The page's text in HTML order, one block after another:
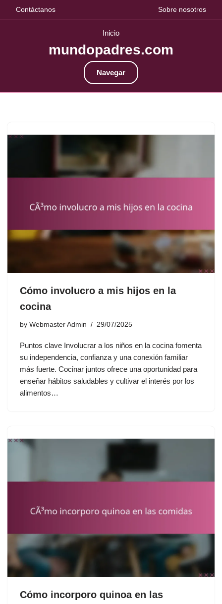
Contáctanos Sobre nosotros
Inicio
mundopadres.com
Navegar
Cómo involucro a mis hijos en la
cocina
by Webmaster Admin 29/07/2025
Puntos clave Involucrar a los niños en la cocina fomenta
su independencia, confianza y una conexión familiar
más fuerte. Cocinar juntos ofrece una oportunidad para
enseñar hábitos saludables y cultivar el interés por los
alimentos…
Cómo incorporo quinoa en las